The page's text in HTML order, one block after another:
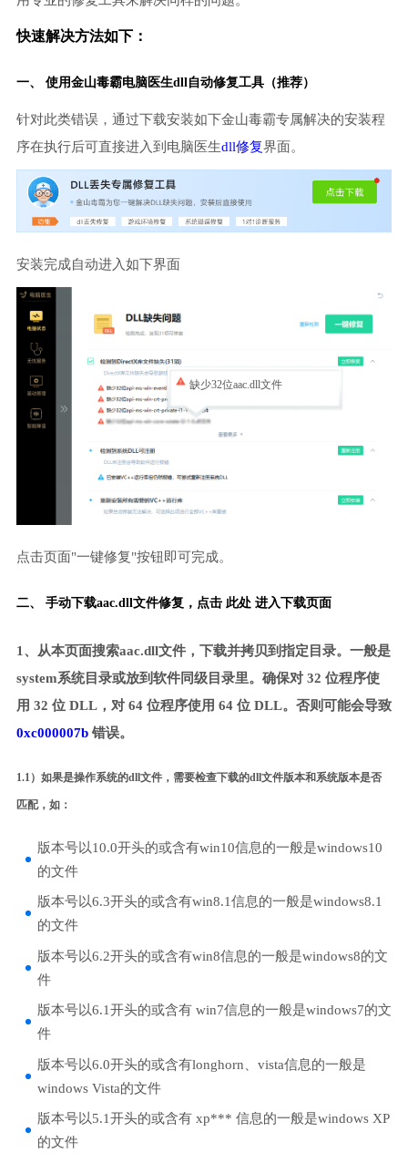
快速解决方法如下：
一、 使用金山毒霸电脑医生dll自动修复工具（推荐）
针对此类错误，通过下载安装如下金山毒霸专属解决的安装程
序在执行后可直接进入到电脑医生dll修复界面。
安装完成自动进入如下界面
缺少32位aac.dll文件
点击页面"一键修复"按钮即可完成。
二、 手动下载aac.dll文件修复， 点击 此处 进入下载页面
1、从本页面搜索aac.dll文件，下载并拷贝到指定目录。一般是
system系统目录或放到软件同级目录里。确保对 32 位程序使
用 32 位 DLL，对 64 位程序使用 64 位 DLL。否则可能会导致
0xc000007b错误。
1.1）如果是操作系统的dll文件，需要检查下载的dll文件版本和系统版本是否
匹配，如：
版本号以10.0开头的或含有win10信息的一般是windows10
的文件
版本号以6.3开头的或含有win8.1信息的一般是windows8.1
的文件
版本号以6.2开头的或含有win8信息的一般是windows8的文
件
版本号以6.1开头的或含有 win7信息的一般是windows7的文
件
版本号以6.0开头的或含有longhorn、vista信息的一般是
windows Vista的文件
版本号以5.1开头的或含有 xp*** 信息的一般是windows XP
的文件